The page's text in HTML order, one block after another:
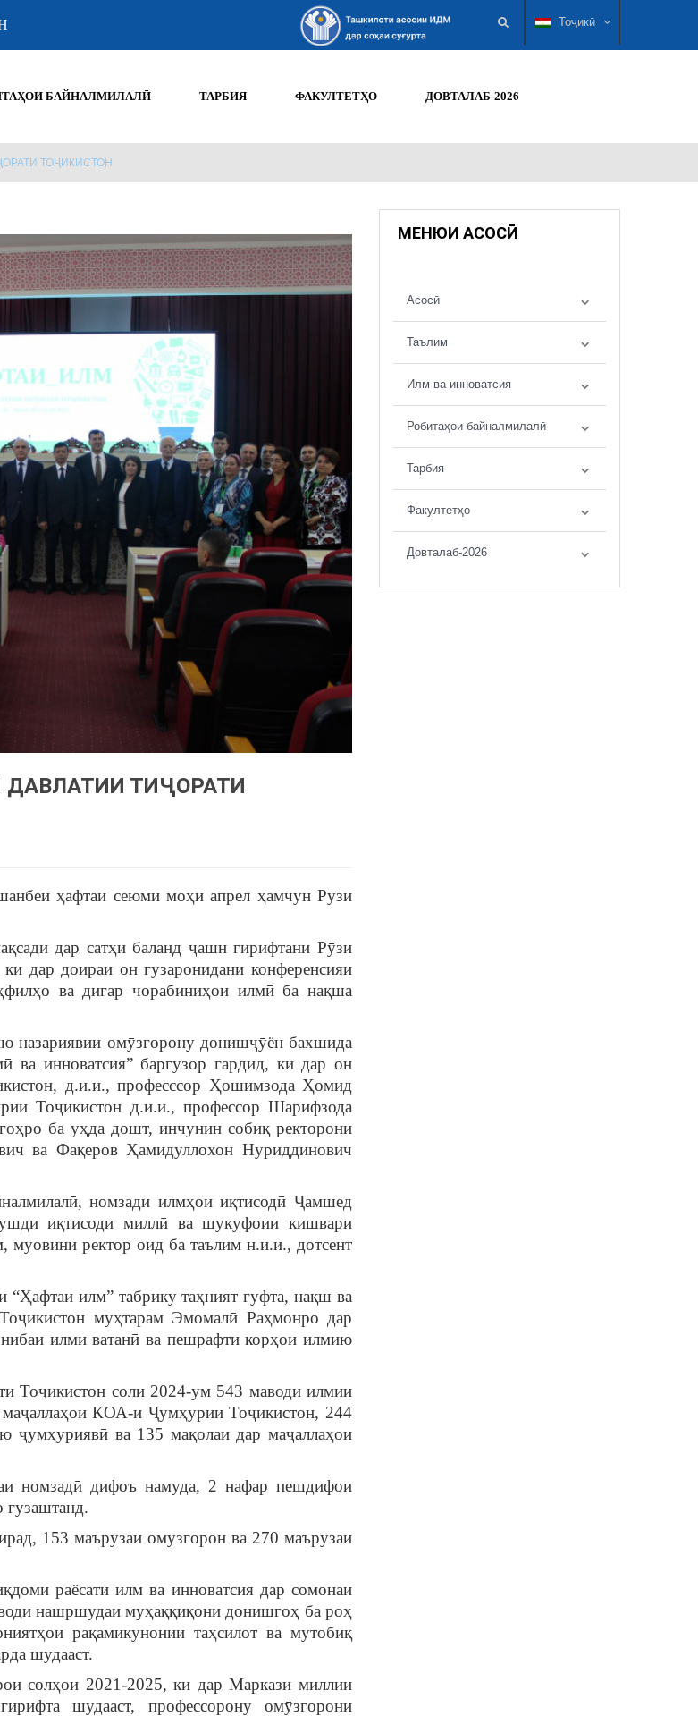
Тоҷикӣ
БАЙНАЛМИЛАЛӢ ТАРБИЯ ФАКУЛТЕТҲО ДОВТАЛАБ-2026
ТОҶИКИСТОН
ТИҶОРАТИ
ҳафтаи сеюми моҳи апрел ҳамчун Рӯзи
дар сатҳи баланд ҷашн гирифтани Рӯзи
дар доираи он гузаронидани конференсияи
ва дигар чорабиниҳои илмӣ ба нақша
назариявии омӯзгорону донишҷӯён бахшида
инноватсия” баргузор гардид, ки дар он
д.и.и., професссор Ҳошимзода Ҳомид
Тоҷикистон д.и.и., профессор Шарифзода
ба уҳда дошт, инчунин собиқ ректорони
ва Фақеров Ҳамидуллохон Нуриддинович
номзади илмҳои иқтисодӣ Ҷамшед
иқтисоди миллӣ ва шукуфоии кишвари
муовини ректор оид ба таълим н.и.и., дотсент
илм” табрику таҳният гуфта, нақш ва
муҳтарам Эмомалӣ Раҳмонро дар
илми ватанӣ ва пешрафти корҳои илмию
Тоҷикистон соли 2024-ум 543 маводи илмии
КОА-и Ҷумҳурии Тоҷикистон, 244
ҷумҳуриявӣ ва 135 мақолаи дар маҷаллаҳои
номзадӣ дифоъ намуда, 2 нафар пешдифои
гузаштанд.
153 маърӯзаи омӯзгорон ва 270 маърӯзаи
раёсати илм ва инноватсия дар сомонаи
нашршудаи муҳаққиқони донишгоҳ ба роҳ
рақамикунонии таҳсилот ва мутобиқ
шудааст.
солҳои 2021-2025, ки дар Маркази миллии
шудааст, профессорону омӯзгорони
МЕНЮИ АСОСӢ
Асосӣ
Таълим
Илм ва инноватсия
Робитаҳои байналмилалӣ
Тарбия
Факултетҳо
Довталаб-2026